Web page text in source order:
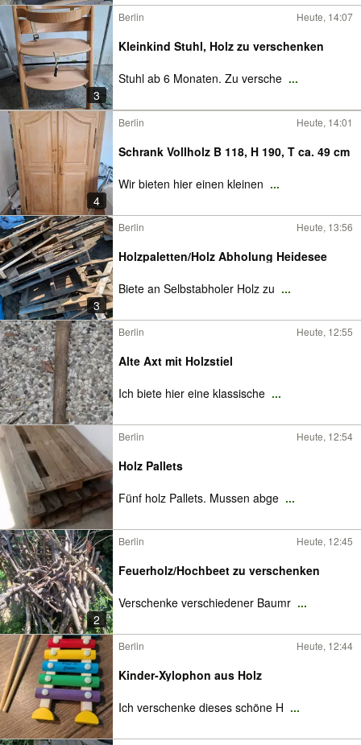
3
Berlin Heute, 14:07
Kleinkind Stuhl, Holz zu verschenken
Stuhl ab 6 Monaten. Zu versche ...
4
Berlin Heute, 14:01
Schrank Vollholz B 118, H 190, T ca. 49 cm
Wir bieten hier einen kleinen ...
3
Berlin Heute, 13:56
Holzpaletten/Holz Abholung Heidesee
Biete an Selbstabholer Holz zu ...
Berlin Heute, 12:55
Alte Axt mit Holzstiel
Ich biete hier eine klassische ...
Berlin Heute, 12:54
Holz Pallets
Fünf holz Pallets. Mussen abge ...
2
Berlin Heute, 12:45
Feuerholz/Hochbeet zu verschenken
Verschenke verschiedener Baumr ...
Berlin Heute, 12:44
Kinder-Xylophon aus Holz
Ich verschenke dieses schöne H ...